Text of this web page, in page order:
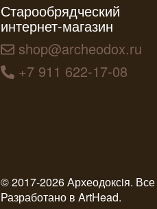
Старообрядческий
интернет-магазин
shop@archeodox.ru
+7 911 622-17-08
© 2017-2026 Археодоксiя.
Разработано в ArtHead.